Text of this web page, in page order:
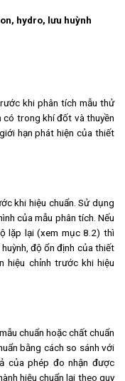
hydro, lưu huỳnh
khi phân tích mẫu thử
có trong khí đốt và thuyền
hạn phát hiện của thiết
khi hiệu chuẩn. Sử dụng
của mẫu phân tích. Nếu
lặp lại (xem mục 8.2) thì
độ ổn định của thiết
hiệu chỉnh trước khi hiệu
chuẩn hoặc chất chuẩn
bằng cách so sánh với
của phép đo nhận được
hiệu chuẩn lại theo quy